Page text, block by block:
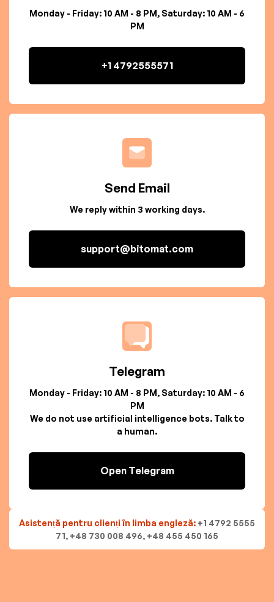
Monday - Friday: 10 AM - 8 PM, Saturday: 10 AM - 6
PM
+1 4792555571
Send Email
We reply within 3 working days.
support@bitomat.com
Telegram
Monday - Friday: 10 AM - 8 PM, Saturday: 10 AM - 6
PM
We do not use artificial intelligence bots. Talk to
a human.
Open Telegram
Asistență pentru clienți în limba engleză: +1 4792 5555
71, +48 730 008 496, +48 455 450 165